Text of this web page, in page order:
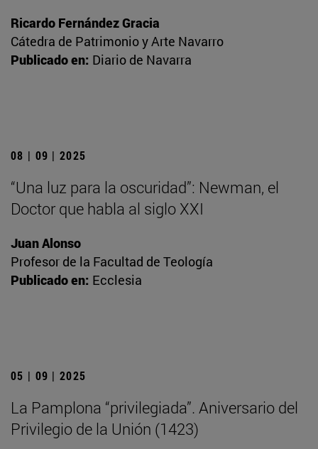
Ricardo Fernández Gracia
Cátedra de Patrimonio y Arte Navarro
Publicado en: Diario de Navarra
08 | 09 | 2025
“Una luz para la oscuridad”: Newman, el
Doctor que habla al siglo XXI
Juan Alonso
Profesor de la Facultad de Teología
Publicado en: Ecclesia
05 | 09 | 2025
La Pamplona “privilegiada”. Aniversario del
Privilegio de la Unión (1423)